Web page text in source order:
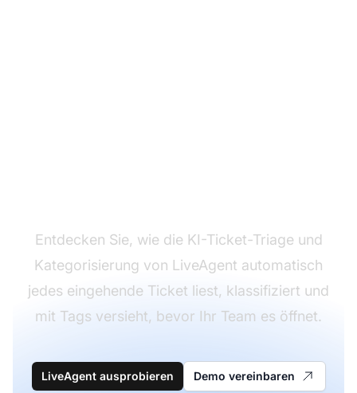
Entdecken Sie, wie die KI-Ticket-Triage und
Kategorisierung von LiveAgent automatisch
jedes eingehende Ticket liest, klassifiziert und
mit Tags versieht, bevor Ihr Team es öffnet.
LiveAgent ausprobieren Demo vereinbaren